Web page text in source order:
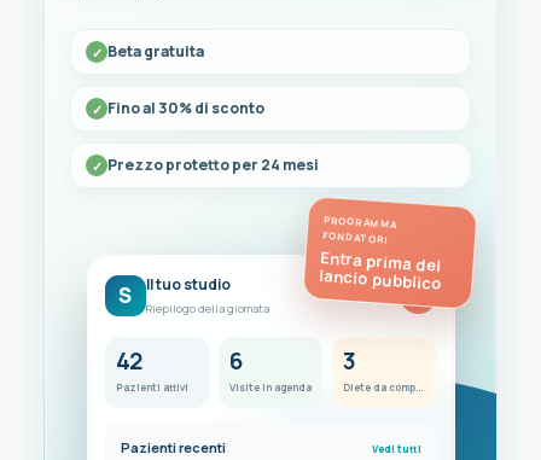
Beta gratuita
Fino al 30% di sconto
Prezzo protetto per 24 mesi
PROGRAMMA
FONDATORI
Entra prima del
lancio pubblico
S Il tuo studio
Riepilogo della giornata
FC
42
Pazienti attivi
6
Visite in agenda
3
Pazienti recenti Vedi tutti